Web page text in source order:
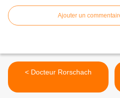
Ajouter un
< Docteur Rorschach